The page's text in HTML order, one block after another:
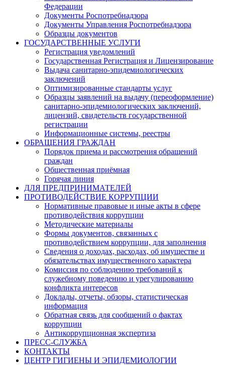
Федерации
Документы Роспотребнадзора
Документы Управления Роспотребнадзора
Образцы документов
ГОСУДАРСТВЕННЫЕ УСЛУГИ
Регистрация уведомлений
Государственная Регистрация и Лицензирование
Выдача санитарно-эпидемиологических
заключений
Оптимизированные стандарты услуг
Образцы заявлений на выдачу (переоформление)
санитарно-эпидемиологических заключений,
лицензий, свидетельств государственной
регистрации
Информационные системы, реестры
ОБРАЩЕНИЯ ГРАЖДАН
Порядок приема и рассмотрения обращений
граждан
Общественная приёмная
Горячая линия
ДЛЯ ПРЕДПРИНИМАТЕЛЕЙ
ПРОТИВОДЕЙСТВИЕ КОРРУПЦИИ
Нормативные правовые и иные акты в сфере
противодействия коррупции
Методические материалы
Формы документов, связанных с
противодействием коррупции, для заполнения
Сведения о доходах, расходах, об имуществе и
обязательствах имущественного характера
Комиссия по соблюдению требований к
служебному поведению и урегулированию
конфликта интересов
Доклады, отчеты, обзоры, статистическая
информация
Обратная связь для сообщений о фактах
коррупции
Антикоррупционная экспертиза
ПРЕСС-СЛУЖБА
КОНТАКТЫ
ЦЕНТР ГИГИЕНЫ И ЭПИДЕМИОЛОГИИ